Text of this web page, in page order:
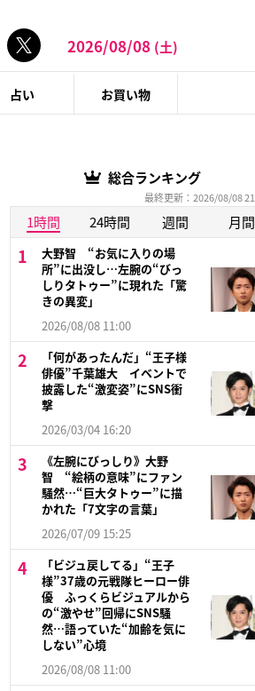
2026/08/08 (土)
占い お買い物
総合ランキング
最終更新：2026/08/08
1時間 24時間 週間 月間
大野智 “お気に入りの場
所”に出没し…左腕の“びっ
しりタトゥー”に現れた「驚
きの異変」
2026/08/08 11:00
「何があったんだ」“王子様
俳優”千葉雄大 イベントで
披露した“激変姿”にSNS衝
撃
2026/03/04 16:20
《左腕にびっしり》大野
智 “絵柄の意味”にファン
騒然…“巨大タトゥー”に描
かれた「7文字の言葉」
2026/07/09 15:25
「ビジュ戻してる」“王子
様”37歳の元戦隊ヒーロー俳
優 ふっくらビジュアルから
の“激やせ”回帰にSNS騒
然…語っていた“加齢を気に
しない”心境
2026/08/08 11:00